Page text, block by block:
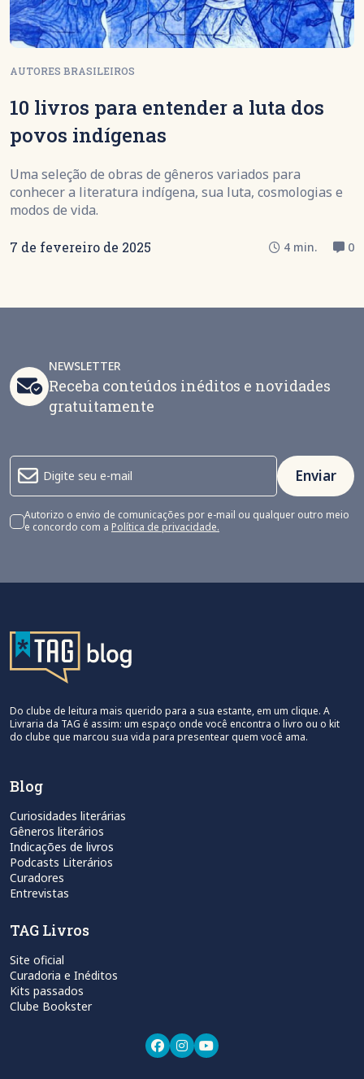
AUTORES BRASILEIROS
10 livros para entender a luta dos
povos indígenas
Uma seleção de obras de gêneros variados para
conhecer a literatura indígena, sua luta, cosmologias e
modos de vida.
7 de fevereiro de 2025 4 min. 0
NEWSLETTER
Receba conteúdos inéditos e novidades
gratuitamente
Enviar
Autorizo o envio de comunicações por e-mail ou qualquer outro meio
e concordo com a Política de privacidade.
Do clube de leitura mais querido para a sua estante, em um clique. A
Livraria da TAG é assim: um espaço onde você encontra o livro ou o kit
do clube que marcou sua vida para presentear quem você ama.
Blog
Curiosidades literárias
Gêneros literários
Indicações de livros
Podcasts Literários
Curadores
Entrevistas
TAG Livros
Site oficial
Curadoria e Inéditos
Kits passados
Clube Bookster